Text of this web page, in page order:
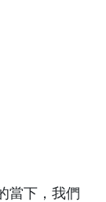
當下，我們